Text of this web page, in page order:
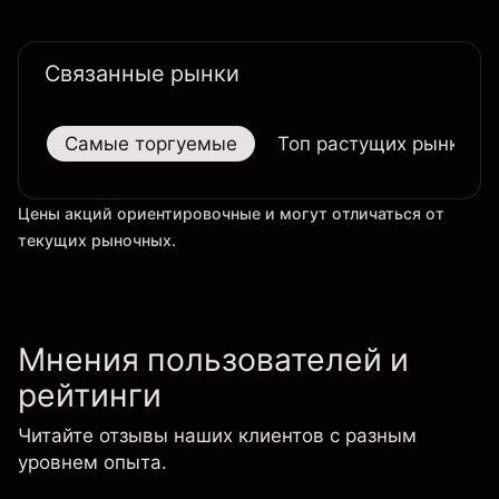
Связанные рынки
Самые торгуемые Топ растущих рынков
Цены акций ориентировочные и могут отличаться от
текущих рыночных.
Мнения пользователей и
рейтинги
Читайте отзывы наших клиентов с разным
уровнем опыта.